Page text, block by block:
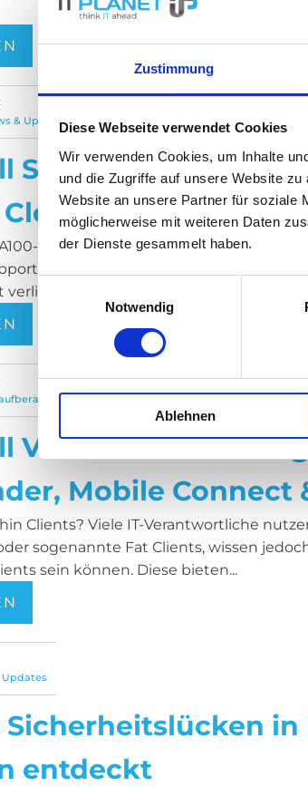
Zustimmung
Diese Webseite verwendet Cookies
Wir verwenden Cookies, um Inhalte
und die Zugriffe auf unsere Website
Website an unsere Partner für soziale
möglicherweise mit weiteren Daten
der Dienste gesammelt haben.
Notwendig
Ablehnen
& Updates
SMA100 End-of-
Secure Edge
Serie wird am 31. Oktober 2025
Datum auf den 1. Oktober 2025
alle...
VPN-Clients im
Mobile Connect
Clients? Viele IT-Verantwortliche
sogenannte Fat Clients, wissen
sein können. Diese bieten...
Updates
Sicherheitslücken
entdeckt